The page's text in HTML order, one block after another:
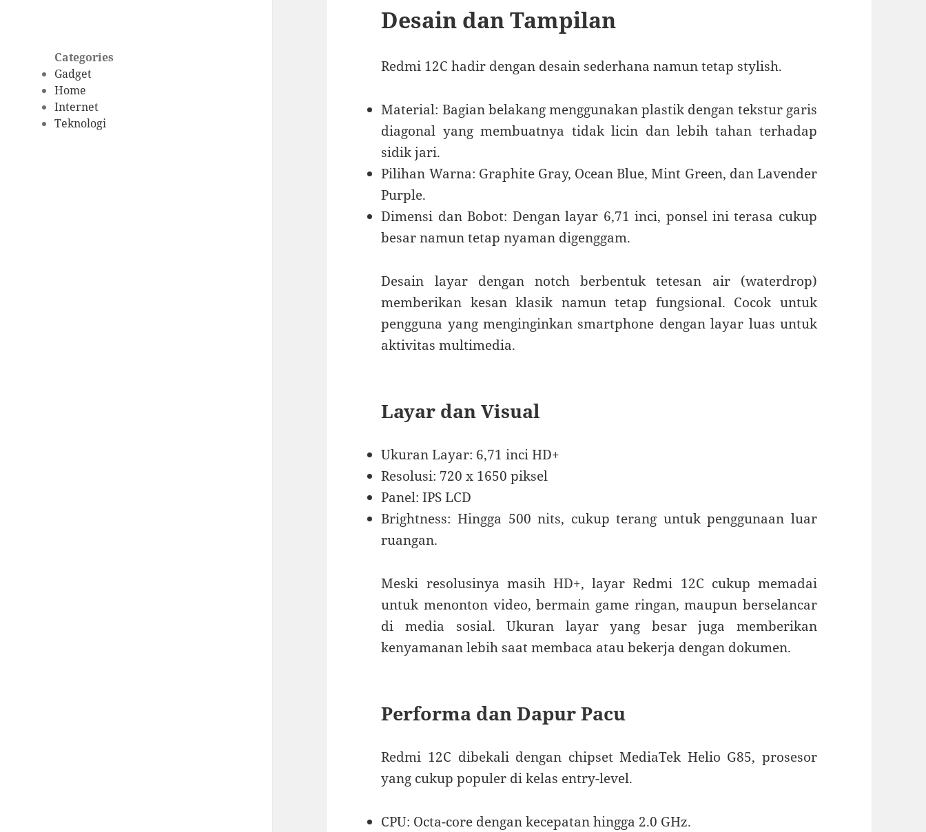
Categories
Gadget
Home
Internet
Teknologi
Desain dan Tampilan
Redmi 12C hadir dengan desain sederhana namun tetap stylish.
Material: Bagian belakang menggunakan plastik dengan tekstur garis
diagonal yang membuatnya tidak licin dan lebih tahan terhadap
sidik jari.
Pilihan Warna: Graphite Gray, Ocean Blue, Mint Green, dan Lavender
Purple.
Dimensi dan Bobot: Dengan layar 6,71 inci, ponsel ini terasa cukup
besar namun tetap nyaman digenggam.
Desain layar dengan notch berbentuk tetesan air (waterdrop)
memberikan kesan klasik namun tetap fungsional. Cocok untuk
pengguna yang menginginkan smartphone dengan layar luas untuk
aktivitas multimedia.
Layar dan Visual
Ukuran Layar: 6,71 inci HD+
Resolusi: 720 x 1650 piksel
Panel: IPS LCD
Brightness: Hingga 500 nits, cukup terang untuk penggunaan luar
ruangan.
Meski resolusinya masih HD+, layar Redmi 12C cukup memadai
untuk menonton video, bermain game ringan, maupun berselancar
di media sosial. Ukuran layar yang besar juga memberikan
kenyamanan lebih saat membaca atau bekerja dengan dokumen.
Performa dan Dapur Pacu
Redmi 12C dibekali dengan chipset MediaTek Helio G85, prosesor
yang cukup populer di kelas entry-level.
CPU: Octa-core dengan kecepatan hingga 2.0 GHz.